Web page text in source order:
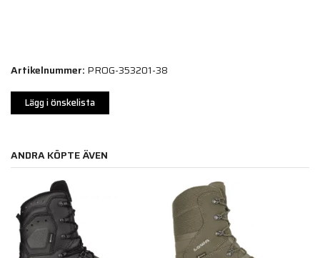
Artikelnummer: PROG-353201-38
Lägg i önskelista
ANDRA KÖPTE ÄVEN